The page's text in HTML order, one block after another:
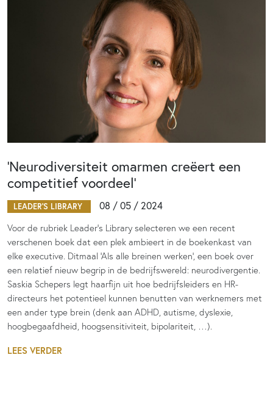
‘Neurodiversiteit omarmen creëert een
competitief voordeel’
LEADER'S LIBRARY 08 / 05 / 2024
Voor de rubriek Leader’s Library selecteren we een recent
verschenen boek dat een plek ambieert in de boekenkast van
elke executive. Ditmaal ‘Als alle breinen werken’, een boek over
een relatief nieuw begrip in de bedrijfswereld: neurodivergentie.
Saskia Schepers legt haarfijn uit hoe bedrijfsleiders en HR-
directeurs het potentieel kunnen benutten van werknemers met
een ander type brein (denk aan ADHD, autisme, dyslexie,
hoogbegaafdheid, hoogsensitiviteit, bipolariteit, …).
LEES VERDER